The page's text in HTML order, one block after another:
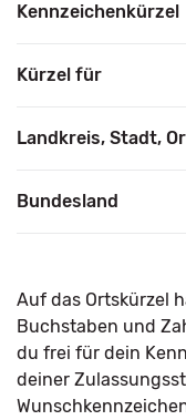
Kennzeichenkürzel
Kürzel für
Landkreis, Stadt,
Bundesland
Auf das Ortskürzel
Buchstaben und
du frei für dein
deiner